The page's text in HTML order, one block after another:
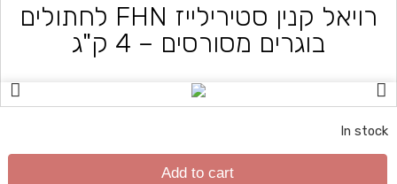
רויאל קנין סטירילייז FHN לחתולים
בוגרים מסורסים – 4 ק"ג
In stock
Add to cart